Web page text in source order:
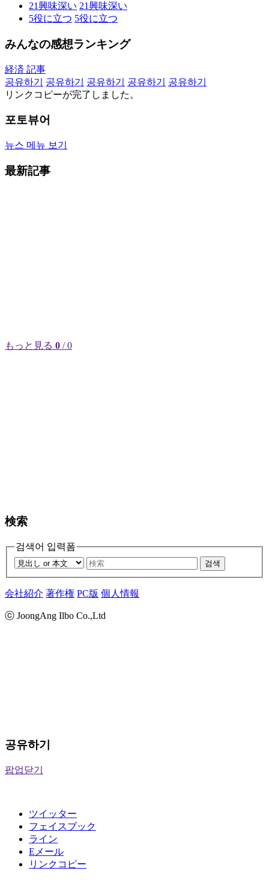
21興味深い 21興味深い
5役に立つ 5役に立つ
みんなの感想ランキング
経済 記事
공유하기
공유하기 공유하기 공유하기
공유하기
リンクコピーが完了しました。
포토뷰어
뉴스 메뉴 보기
最新記事
もっと見る 0 / 0
検索
검색어 입력폼
검색
会社紹介 著作権 PC版 個人情報
ⓒ JoongAng Ilbo Co.,Ltd
공유하기
팝업닫기
ツイッター
フェイスブック
ライン
Eメール
リンクコピー